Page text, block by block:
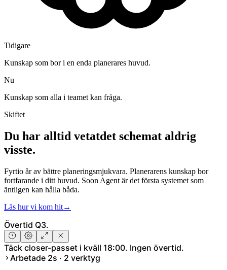
Tidigare
Kunskap som bor i en enda planerares huvud.
Nu
Kunskap som alla i teamet kan fråga.
Skiftet
Du har alltid vetatdet schemat aldrig
visste.
Fyrtio år av bättre planeringsmjukvara. Planerarens kunskap bor
fortfarande i ditt huvud. Soon Agent är det första systemet som
äntligen kan hålla båda.
Läs hur vi kom hit→
Övertid Q3.
Täck closer-passet i kväll 18:00. Ingen övertid.
Arbetade 2s · 2 verktyg